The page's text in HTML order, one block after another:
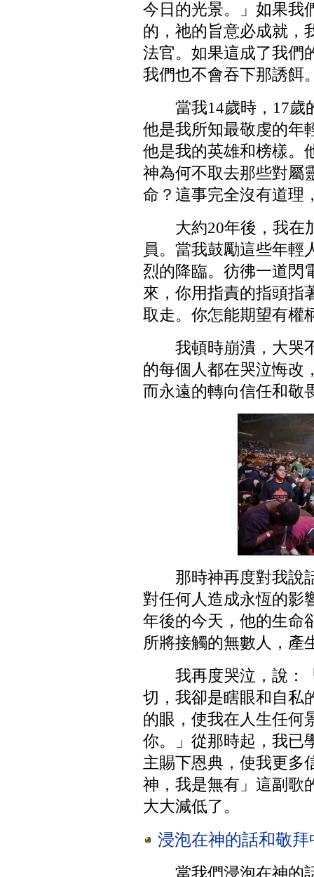
今日的光景。」如果我
的，祂的旨意必成就，
法官。如果這成了我們
我們也不會吞下那誘餌
當我14歲時，17歲
他是我所知最敬虔的年
他是我的英雄和榜樣。
神為何不取去那些對屬
命？這事完全沒有道理
大約20年後，我在
員。當我鼓勵這些年輕
烈的降臨。彷彿一道閃
來，你用指責的指頭指
取走。你怎能期望有權
我頓時崩潰，大哭
的每個人都在哭泣悔改
而永遠的轉向信任和敬
那時神再度對我說
對任何人造成永恆的影
年後的今天，他的生命
所將接觸的無數人，產
我再度哭泣，說：
切，我卻是瞎眼和自私
的眼，使我在人生任何
你。」從那時起，我已
主賜下恩典，使我更多
神，我是無有」這副歌
大大減低了。
浸泡在神的話和敬拜
當我們浸泡在神的